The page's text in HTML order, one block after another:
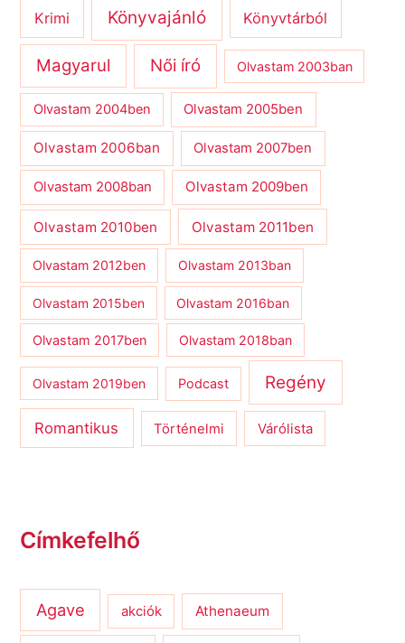
Krimi Könyvajánló Könyvtárból
Magyarul Női író Olvastam 2003ban
Olvastam 2004ben Olvastam 2005ben
Olvastam 2006ban Olvastam 2007ben
Olvastam 2008ban Olvastam 2009ben
Olvastam 2010ben Olvastam 2011ben
Olvastam 2012ben Olvastam 2013ban
Olvastam 2015ben Olvastam 2016ban
Olvastam 2017ben Olvastam 2018ban
Olvastam 2019ben Podcast Regény
Romantikus Történelmi Várólista
Címkefelhő
Agave akciók Athenaeum